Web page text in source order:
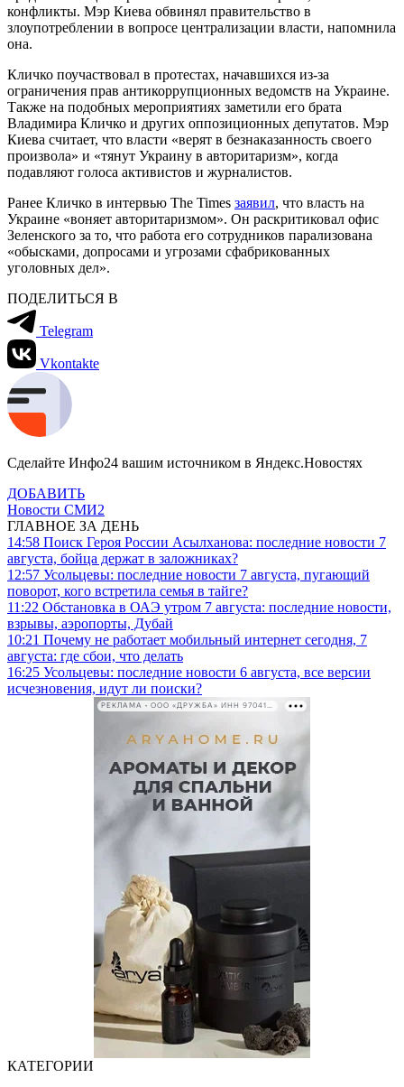
конфликты. Мэр Киева обвинял правительство в
злоупотреблении в вопросе централизации власти, напомнила
она.
Кличко поучаствовал в протестах, начавшихся из-за
ограничения прав антикоррупционных ведомств на Украине.
Также на подобных мероприятиях заметили его брата
Владимира Кличко и других оппозиционных депутатов. Мэр
Киева считает, что власти «верят в безнаказанность своего
произвола» и «тянут Украину в авторитаризм», когда
подавляют голоса активистов и журналистов.
Ранее Кличко в интервью The Times заявил, что власть на
Украине «воняет авторитаризмом». Он раскритиковал офис
Зеленского за то, что работа его сотрудников парализована
«обысками, допросами и угрозами сфабрикованных
уголовных дел».
ПОДЕЛИТЬСЯ В
Telegram
Vkontakte
Сделайте Инфо24 вашим источником в Яндекс.Новостях
ДОБАВИТЬ
Новости СМИ2
ГЛАВНОЕ ЗА ДЕНЬ
14:58 Поиск Героя России Асылханова: последние новости 7
августа, бойца держат в заложниках?
12:57 Усольцевы: последние новости 7 августа, пугающий
поворот, кого встретила семья в тайге?
11:22 Обстановка в ОАЭ утром 7 августа: последние новости,
взрывы, аэропорты, Дубай
10:21 Почему не работает мобильный интернет сегодня, 7
августа: где сбои, что делать
16:25 Усольцевы: последние новости 6 августа, все версии
исчезновения, идут ли поиски?
РЕКЛАМА • ООО «ДРУЖБА» ИНН 9704146411
КАТЕГОРИИ